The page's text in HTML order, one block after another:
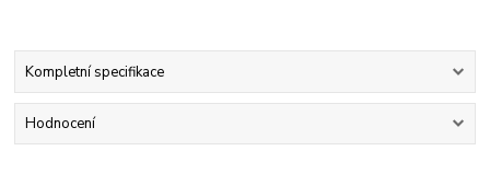
Kompletní specifikace
Hodnocení